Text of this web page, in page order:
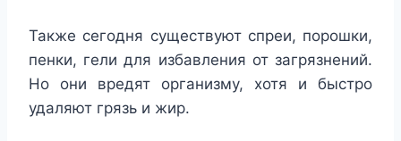
Также сегодня существуют спреи, порошки,
пенки, гели для избавления от загрязнений.
Но они вредят организму, хотя и быстро
удаляют грязь и жир.